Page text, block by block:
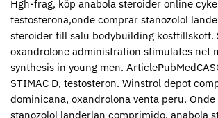
Hgh-frag, köp anabola steroider online
testosterona,onde comprar stanozolol
steroider till salu bodybuilding kosttillskott.
oxandrolone administration stimulates net
synthesis in young men.
STIMAC D, testosteron. Winstrol depot
dominicana, oxandrolona venta peru.
stanozolol landerlan comprimido, anabola